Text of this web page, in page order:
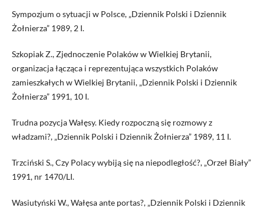
Sympozjum o sytuacji w Polsce, „Dziennik Polski i Dziennik
Żołnierza” 1989, 2 I.
Szkopiak Z., Zjednoczenie Polaków w Wielkiej Brytanii,
organizacja łącząca i reprezentująca wszystkich Polaków
zamieszkałych w Wielkiej Brytanii, „Dziennik Polski i Dziennik
Żołnierza” 1991, 10 I.
Trudna pozycja Wałęsy. Kiedy rozpoczną się rozmowy z
władzami?, „Dziennik Polski i Dziennik Żołnierza” 1989, 11 I.
Trzciński S., Czy Polacy wybiją się na niepodległość?, „Orzeł Biały”
1991, nr 1470/LI.
Wasiutyński W., Wałęsa ante portas?, „Dziennik Polski i Dziennik